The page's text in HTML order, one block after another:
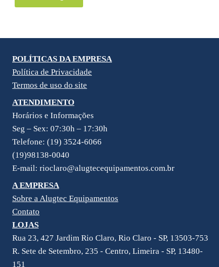
POLÍTICAS DA EMPRESA
Política de Privacidade
Termos de uso do site
ATENDIMENTO
Horários e Informações
Seg – Sex: 07:30h – 17:30h
Telefone: (19) 3524-6066
(19)98138-0040
E-mail: rioclaro@alugtecequipamentos.com.br
A EMPRESA
Sobre a Alugtec Equipamentos
Contato
LOJAS
Rua 23, 427 Jardim Rio Claro, Rio Claro - SP, 13503-753
R. Sete de Setembro, 235 - Centro, Limeira - SP, 13480-
151